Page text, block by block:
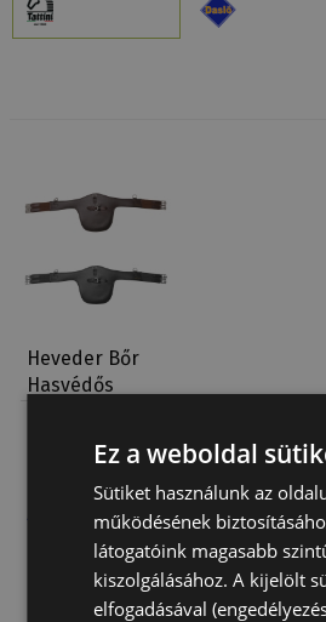
Heveder Bőr
Hasvédős
Ez a weboldal
Sütiket használunk az
működésének
látogatóink magasabb
kiszolgálásához. A kijelölt
elfogadásával